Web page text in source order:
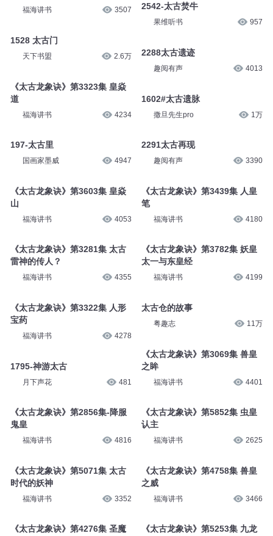
福海讲书 3507
1528 太古门
天下书盟 2.6万
《太古龙象诀》第3323集 皇焱
道
福海讲书 4234
197-太古里
国画家墨威 4947
《太古龙象诀》第3603集 皇焱
山
福海讲书 4053
《太古龙象诀》第3281集 太古
雷神的传人？
福海讲书 4355
《太古龙象诀》第3322集 人形
宝药
福海讲书 4278
1795-神游太古
月下声花 481
《太古龙象诀》第2856集-降服
鬼皇
福海讲书 4816
《太古龙象诀》第5071集 太古
时代的妖神
福海讲书 3352
《太古龙象诀》第4276集 圣魔
2542-太古焚牛
果维听书 957
2288太古遗迹
趣阅有声 4013
1602#太古遗脉
撒旦先生pro 1万
2291太古再现
趣阅有声 3390
《太古龙象诀》第3439集 人皇
笔
福海讲书 4180
《太古龙象诀》第3782集 妖皇
太一与东皇经
福海讲书 4199
太古仓的故事
粤趣志 11万
《太古龙象诀》第3069集 兽皇
之眸
福海讲书 4401
《太古龙象诀》第5852集 虫皇
认主
福海讲书 2625
《太古龙象诀》第4758集 兽皇
之威
福海讲书 3466
《太古龙象诀》第5253集 九龙